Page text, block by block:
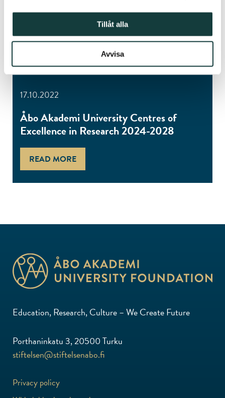
Tillåt alla
Avvisa
17.10.2022
Åbo Akademi University Centres of
Excellence in Research 2024-2028
READ MORE
Education, Research, Culture – We Create Future
Porthaninkatu 3, 20500 Turku
stiftelsen@stiftelsenabo.fi
Privacy policy